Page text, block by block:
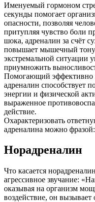
Именуемый гормоном
секунды помогает
опасности, позволяя
притупляя чувство боли
шока, адреналин за счёт
повышает мышечный
экстремальной ситуации
приумножить
Помогающий эффективно
адреналин способствует
энергии и физической
выраженное
действие.
Охарактеризовать
адреналина можно
Норадреналин
Что касается
агрессивное звучание:
оказывая на организм
воздействие, он